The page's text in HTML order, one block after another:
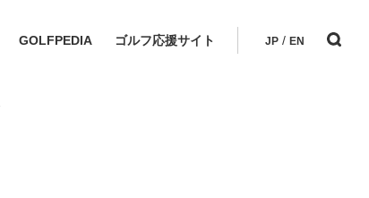
GOLFPEDIA ゴルフ応援サイト JP / EN